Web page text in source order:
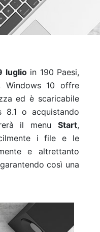
luglioin 190 Paesi,
Windows 10 offre
ed è scaricabile
o acquistando
il menu Start,
i file e le
e altrettanto
così una